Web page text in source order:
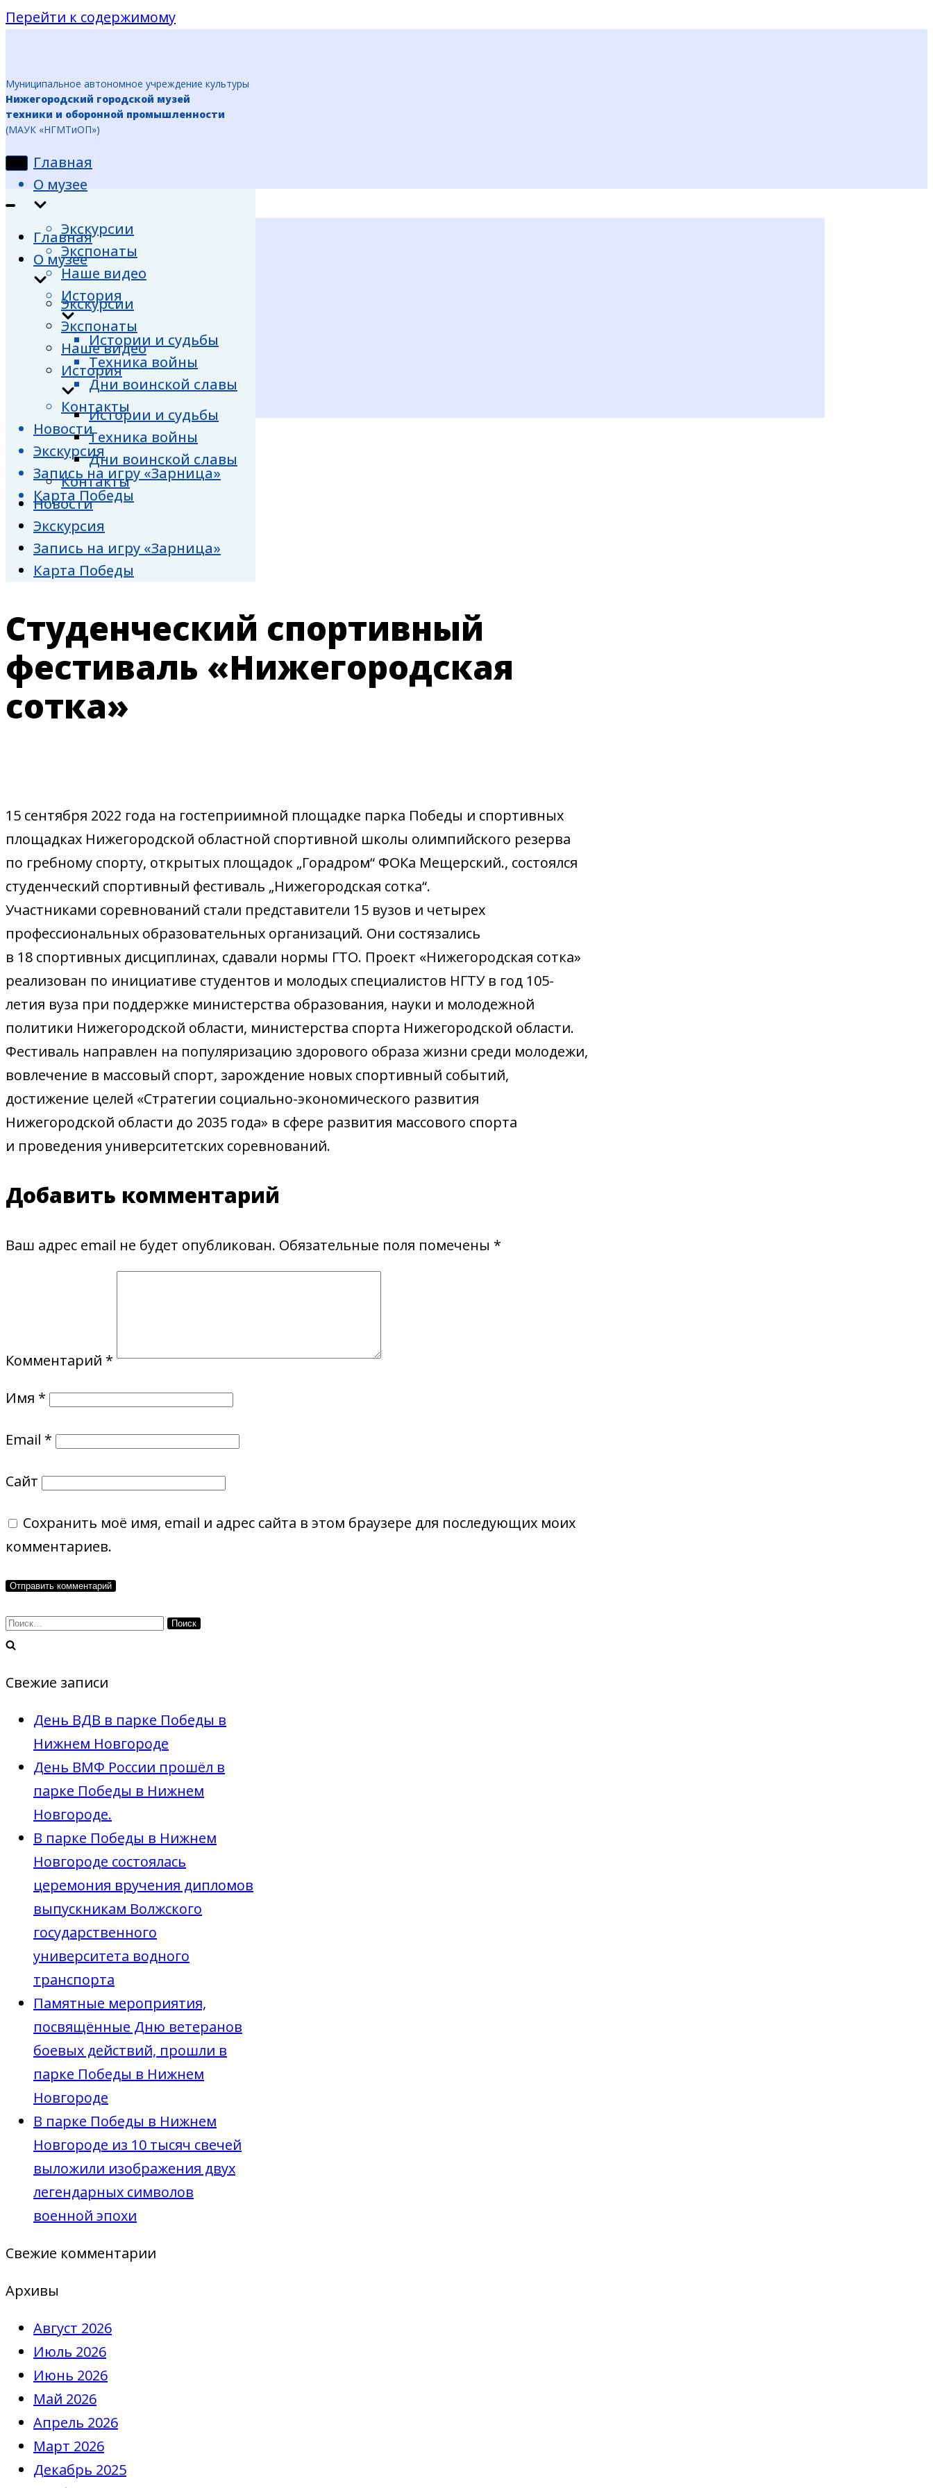
Перейти к содержимому
Муниципальное автономное учреждение культуры
Нижегородский городской музей
техники и оборонной промышленности
(МАУК «НГМТиОП»)
Главная
О музее
Экскурсии
Экспонаты
Наше видео
История
Истории и судьбы
Техника войны
Дни воинской славы
Контакты
Новости
Экскурсия
Запись на игру «Зарница»
Карта Победы
Показать/
Скрыть
навигацию
Показать/
навигациюГлавная
О музее
Экскурсии
Экспонаты
Наше видео
История
Истории и судьбы
Техника войны
Дни воинской славы
Контакты
Новости
Экскурсия
Запись на игру «Зарница»
Карта Победы
Студенческий спортивный
фестиваль «Нижегородская
сотка»
15 сентября 2022 года на гостеприимной площадке парка Победы и спортивных
площадках Нижегородской областной спортивной школы олимпийского резерва
по гребному спорту, открытых площадок „Горадром“ ФОКа Мещерский., состоялся
студенческий спортивный фестиваль „Нижегородская сотка“.
Участниками соревнований стали представители 15 вузов и четырех
профессиональных образовательных организаций. Они состязались
в 18 спортивных дисциплинах, сдавали нормы ГТО. Проект «Нижегородская сотка»
реализован по инициативе студентов и молодых специалистов НГТУ в год 105-
летия вуза при поддержке министерства образования, науки и молодежной
политики Нижегородской области, министерства спорта Нижегородской области.
Фестиваль направлен на популяризацию здорового образа жизни среди молодежи,
вовлечение в массовый спорт, зарождение новых спортивный событий,
достижение целей «Стратегии социально-экономического развития
Нижегородской области до 2035 года» в сфере развития массового спорта
и проведения университетских соревнований.
Добавить комментарий
Ваш адрес email не будет опубликован. Обязательные поля помечены *
Комментарий *
Имя *
Email *
Сайт
Сохранить моё имя, email и адрес сайта в этом браузере для последующих моих
комментариев.
Найти:
Свежие записи
День ВДВ в парке Победы в
Нижнем Новгороде
День ВМФ России прошёл в
парке Победы в Нижнем
Новгороде.
В парке Победы в Нижнем
Новгороде состоялась
церемония вручения дипломов
выпускникам Волжского
государственного
университета водного
транспорта
Памятные мероприятия,
посвящённые Дню ветеранов
боевых действий, прошли в
парке Победы в Нижнем
Новгороде
В парке Победы в Нижнем
Новгороде из 10 тысяч свечей
выложили изображения двух
легендарных символов
военной эпохи
Свежие комментарии
Архивы
Август 2026
Июль 2026
Июнь 2026
Май 2026
Апрель 2026
Март 2026
Декабрь 2025